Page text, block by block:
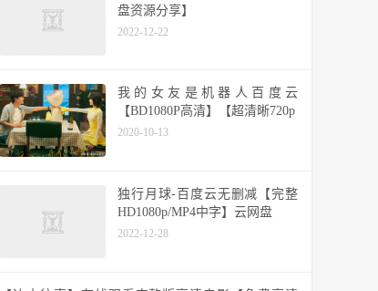
盘资源分享】
2022-12-22
我的女友是机器人百度云
【BD1080P高清】【超清晰720p
2020-10-13
独行月球-百度云无删减【完整
HD1080p/MP4中字】云网盘
2022-12-28